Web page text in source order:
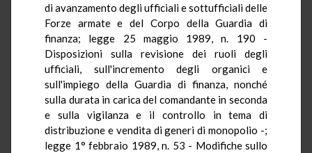
di avanzamento degli ufficiali e sottufficiali delle
Forze armate e del Corpo della Guardia di
finanza; legge 25 maggio 1989, n. 190 -
Disposizioni sulla revisione dei ruoli degli
ufficiali, sull'incremento degli organici e
sull'impiego della Guardia di finanza, nonché
sulla durata in carica del comandante in seconda
e sulla vigilanza e il controllo in tema di
distribuzione e vendita di generi di monopolio -;
legge 1° febbraio 1989, n. 53 - Modifiche sullo